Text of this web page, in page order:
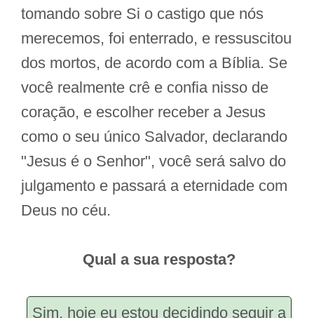
tomando sobre Si o castigo que nós
merecemos, foi enterrado, e ressuscitou
dos mortos, de acordo com a Bíblia. Se
você realmente crê e confia nisso de
coração, e escolher receber a Jesus
como o seu único Salvador, declarando
"Jesus é o Senhor", você será salvo do
julgamento e passará a eternidade com
Deus no céu.
Qual a sua resposta?
Sim, hoje eu estou decidindo seguir a